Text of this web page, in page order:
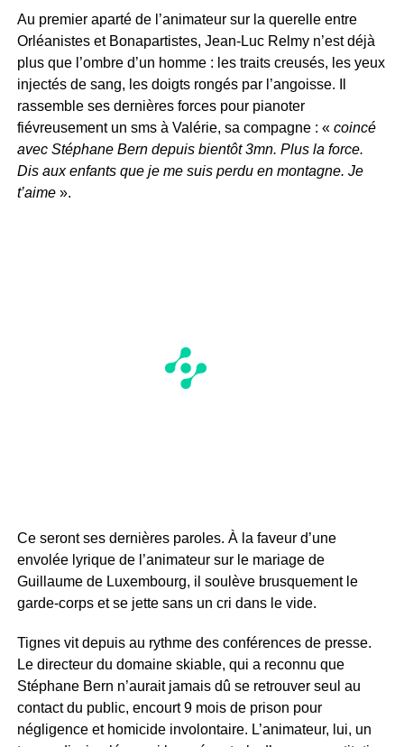
Au premier aparté de l’animateur sur la querelle entre
Orléanistes et Bonapartistes, Jean-Luc Relmy n’est déjà
plus que l’ombre d’un homme : les traits creusés, les yeux
injectés de sang, les doigts rongés par l’angoisse. Il
rassemble ses dernières forces pour pianoter
fiévreusement un sms à Valérie, sa compagne : « coincé
avec Stéphane Bern depuis bientôt 3mn. Plus la force.
Dis aux enfants que je me suis perdu en montagne. Je
t’aime».
Ce seront ses dernières paroles. À la faveur d’une
envolée lyrique de l’animateur sur le mariage de
Guillaume de Luxembourg, il soulève brusquement le
garde-corps et se jette sans un cri dans le vide.
Tignes vit depuis au rythme des conférences de presse.
Le directeur du domaine skiable, qui a reconnu que
Stéphane Bern n’aurait jamais dû se retrouver seul au
contact du public, encourt 9 mois de prison pour
négligence et homicide involontaire. L’animateur, lui, un